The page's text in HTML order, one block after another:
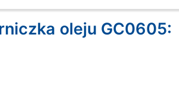
oleju GC0605: